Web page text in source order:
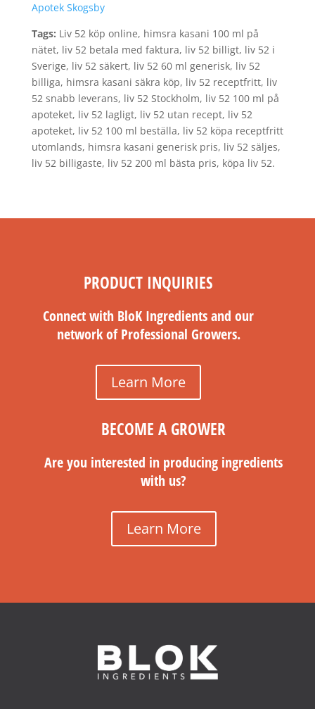
Apotek Skogsby
Tags: Liv 52 köp online, himsra kasani 100 ml på
nätet, liv 52 betala med faktura, liv 52 billigt, liv 52 i
Sverige, liv 52 säkert, liv 52 60 ml generisk, liv 52
billiga, himsra kasani säkra köp, liv 52 receptfritt, liv
52 snabb leverans, liv 52 Stockholm, liv 52 100 ml på
apoteket, liv 52 lagligt, liv 52 utan recept, liv 52
apoteket, liv 52 100 ml beställa, liv 52 köpa receptfritt
utomlands, himsra kasani generisk pris, liv 52 säljes,
liv 52 billigaste, liv 52 200 ml bästa pris, köpa liv 52.
PRODUCT INQUIRIES
Connect with BloK Ingredients and our
network of Professional Growers.
Learn More
BECOME A GROWER
Are you interested in producing ingredients
with us?
Learn More